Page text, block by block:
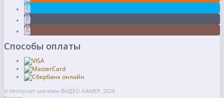
Способы оплаты
© Интернет-магазин ВИДЕО-КАМЕР, 2026